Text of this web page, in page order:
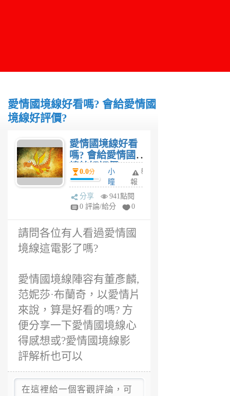
愛情國境線好看嗎? 會給愛情國
境線好評價?
愛情國境線好看
嗎? 會給愛情國
境線好評價?
0.0分
小
瞳
6
年
舉
報
分享
941點閱
0 評論/給分
0
請問各位有人看過愛情國
境線這電影了嗎?
愛情國境線陣容有董彥麟,
范妮莎·布蘭奇，以愛情片
來說，算是好看的嗎? 方
便分享一下愛情國境線心
得感想或?愛情國境線影
評解析也可以